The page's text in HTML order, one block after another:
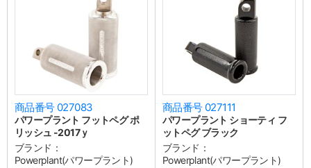
商品番号 027083
パワープラント フットペグ ポ
リッシュ -2017ｙ
ブランド：
Powerplant(パワープラント)
商品番号 027111
パワープラント ショーティ フ
ットペグ ブラック
ブランド：
Powerplant(パワープラント)